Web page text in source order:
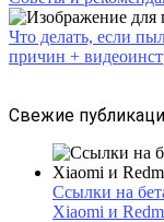
Что делать, если
причин +
Свежие
Ссылки на
Xiaomi и